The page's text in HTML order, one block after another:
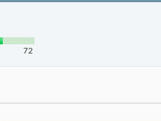
72